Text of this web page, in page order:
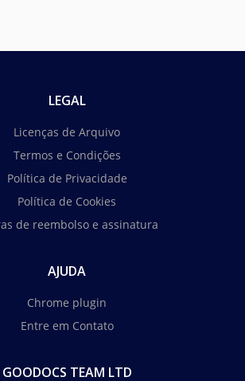
LEGAL
Licenças de Arquivo
Termos e Condições
Política de Privacidade
Política de Cookies
de reembolso e assinatura
AJUDA
Chrome plugin
Entre em Contato
GOODOCS TEAM LTD